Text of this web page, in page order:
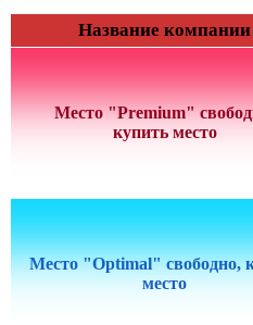
Название компании
Место "Premium"
купить место
Место "Optimal" свободно,
место